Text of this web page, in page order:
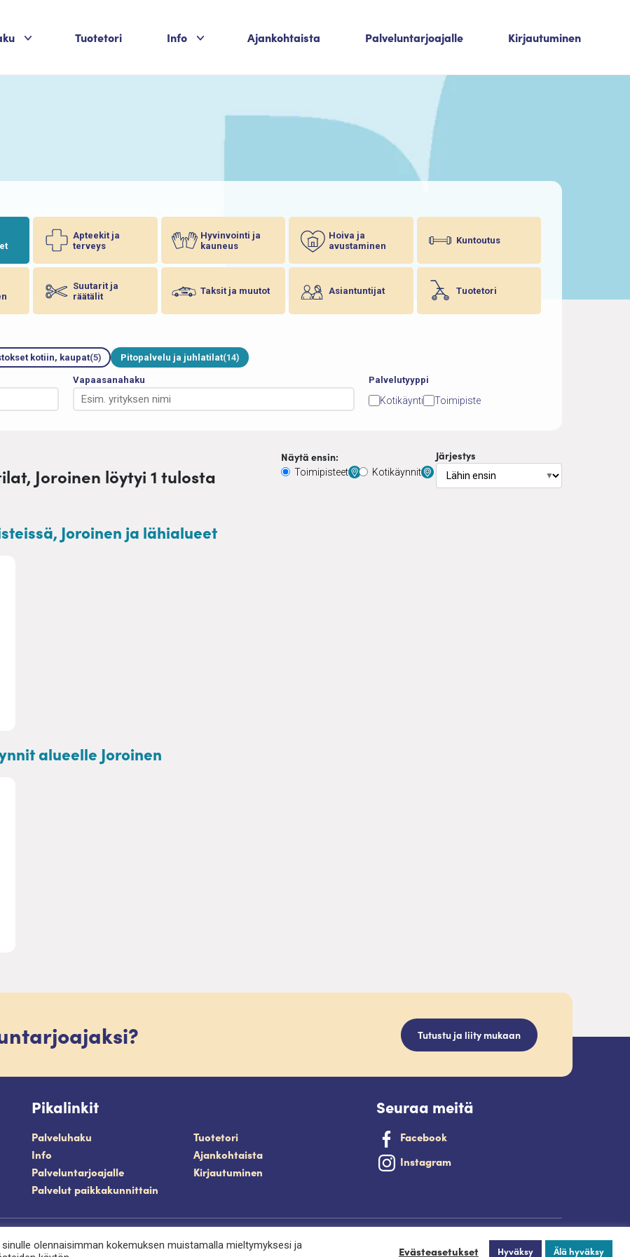
Palvelukategoriat
Tuotetori Info Palvelukategoriat
Ajankohtaista Palveluntarjoajalle Kirjautuminen
Apteekit ja
terveys
Hyvinvointi ja
kauneus
Hoiva ja
avustaminen
Kuntoutus
Suutarit ja
räätälit
Taksit ja muutot Asiantuntijat Tuotetori
kotiin, kaupat(5) Pitopalvelu ja juhlatilat(14)
Vapaasanahaku Palvelutyyppi
Kotikäynti Toimipiste
Joroinen löytyi 1 tulosta
Näytä ensin:
Toimipisteet Kotikäynnit
Järjestys
▼
Joroinen ja lähialueet
alueelle Joroinen
Tutustu ja liity mukaan
Pikalinkit
Palveluhaku
Tuotetori
Info
Ajankohtaista
Palveluntarjoajalle
Kirjautuminen
Palvelut paikkakunnittain
Seuraa meitä
Facebook
Instagram
Palveluntuottajan kirjautuminen.
olennaisimman kokemuksen muistamalla mieltymyksesi ja
Evästeasetukset Hyväksy Älä hyväksy